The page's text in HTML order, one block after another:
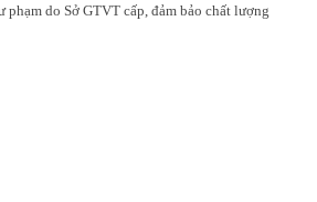
phạm do Sở GTVT cấp, đảm bảo chất lượng